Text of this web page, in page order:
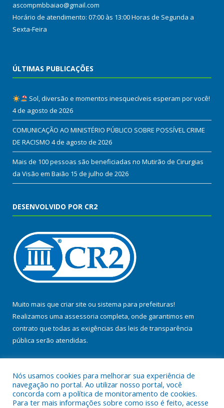
ascompmbbaiao@gmail.com
Horário de atendimento: 07:00 às 13:00 Horas de Segunda a
Sexta-Feira
ÚLTIMAS PUBLICAÇÕES
Sol, diversão e momentos inesquecíveis esperam por você!
4 de agosto de 2026
COMUNICAÇÃO AO MINISTÉRIO PÚBLICO SOBRE POSSÍVEL CRIME
DE RACISMO 4 de agosto de 2026
Mais de 100 pessoas são beneficiadas no Mutirão de Cirurgias
da Visão em Baião 15 de julho de 2026
DESENVOLVIDO POR CR2
Muito mais que criar site ou sistema para prefeituras!
Realizamos uma assessoria completa, onde garantimos em
contrato que todas as exigências das leis de transparência
pública serão atendidas.
Nós usamos cookies para melhorar sua experiência de
navegação no portal. Ao utilizar nosso portal, você
concorda com a política de monitoramento de cookies.
Para ter mais informações sobre como isso é feito, acesse